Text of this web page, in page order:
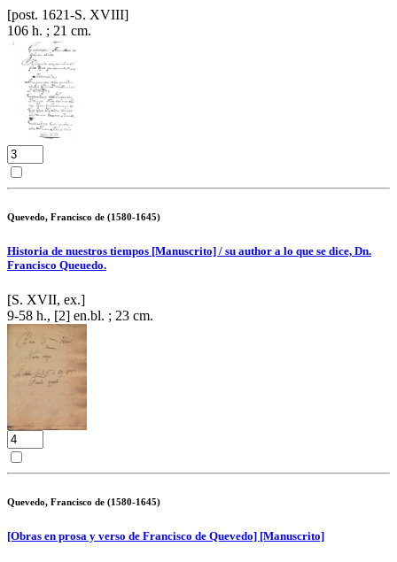
[post. 1621-S. XVIII]
106 h. ; 21 cm.
Quevedo, Francisco de (1580-1645)
Historia de nuestros tiempos [Manuscrito] / su author a lo que se dice, Dn.
Francisco Queuedo.
[S. XVII, ex.]
9-58 h., [2] en.bl. ; 23 cm.
Quevedo, Francisco de (1580-1645)
[Obras en prosa y verso de Francisco de Quevedo] [Manuscrito]